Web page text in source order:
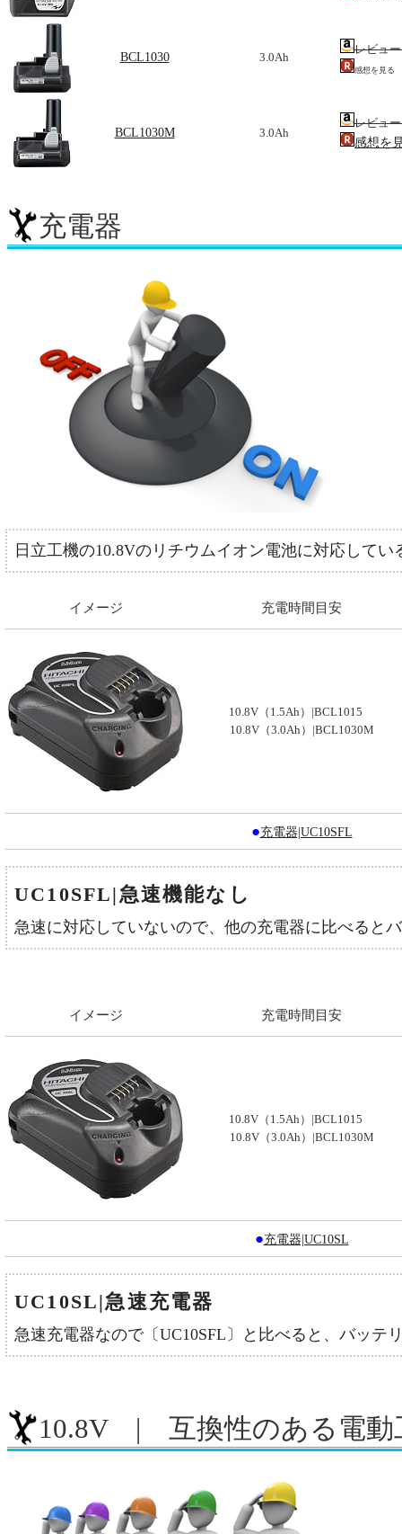
BCL1030 3.0Ah
レビュ
感想を見る
BCL1030M 3.0Ah
レビュ
感想を
充電器
日立工機の10.8Vのリチウムイオン電池に対応して
イメージ 充電時間目安
10.8V（1.5Ah）|BCL1015
10.8V（3.0Ah）|BCL1030M
●充電器|UC10SFL
UC10SFL|急速機能なし
急速に対応していないので、他の充電器に比べると
イメージ 充電時間目安
10.8V（1.5Ah）|BCL1015
10.8V（3.0Ah）|BCL1030M
●充電器|UC10SL
UC10SL|急速充電器
急速充電器なので〔UC10SFL〕と比べると、バッテ
10.8V | 互換性のある電動